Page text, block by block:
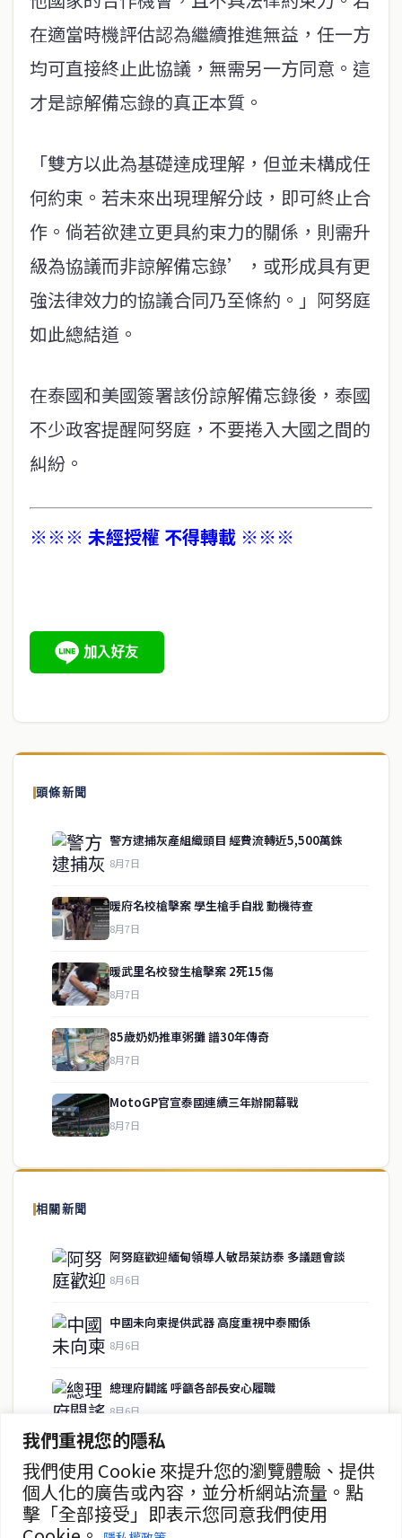
我們重視您的隱私
我們使用 Cookie 來提升您的瀏覽體驗、提供
個人化的廣告或內容，並分析網站流量。點
擊「全部接受」即表示您同意我們使用
在適當時機評估認為繼續推進無益，任一方
均可直接終止此協議，無需另一方同意。這
才是諒解備忘錄的真正本質。
「雙方以此為基礎達成理解，但並未構成任
何約束。若未來出現理解分歧，即可終止合
作。倘若欲建立更具約束力的關係，則需升
級為協議而非諒解備忘錄’，或形成具有更
強法律效力的協議合同乃至條約。」阿努庭
如此總結道。
在泰國和美國簽署該份諒解備忘錄後，泰國
不少政客提醒阿努庭，不要捲入大國之間的
糾紛。
※※※ 未經授權 不得轉載 ※※※
頭條新聞
警方逮捕灰產組織頭目 經費流轉近5,500萬銖
8月7日
暖府名校槍擊案 學生槍手自戕 動機待查
8月7日
暖武里名校發生槍擊案 2死15傷
8月7日
85歲奶奶推車粥攤 譜30年傳奇
8月7日
MotoGP官宣泰國連續三年辦開幕戰
8月7日
相關新聞
阿努庭歡迎緬甸領導人敏昂萊訪泰 多議題會談
8月6日
中國未向柬提供武器 高度重視中泰關係
8月6日
總理府闢謠 呼籲各部長安心履職
8月6日
素裡亞否認退出政壇傳聞
8月6日
西哈薩求助 勿令拒絕中國遊客登機風波升級
關於我們
泰國中文新聞（TCN）是一家總部設於曼谷的中文新聞媒體，致力於
供即時、客觀、多元的中文新聞內容。
房地產
聯絡資訊
歡迎來信洽詢合作事宜
或提供新聞線索
service@thaichinesenews.com